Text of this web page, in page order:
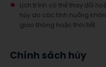
Lịch trình có thể thay đổi
hủy do các tình huống
giao thông hoặc thời tiết.
Chính sách hủy